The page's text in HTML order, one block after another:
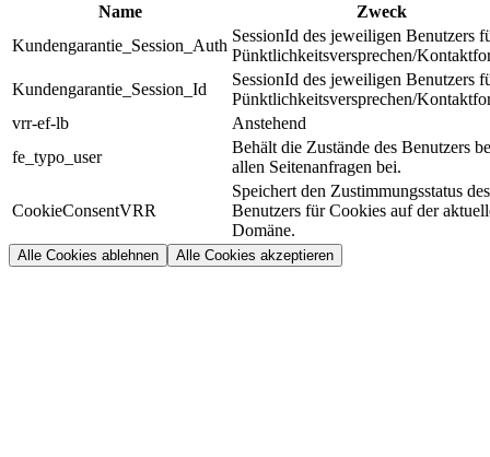
Name
Zweck
Kundengarantie_Session_Auth
SessionId des jeweiligen Benutzers
Pünktlichkeitsversprechen/
Kundengarantie_Session_Id
SessionId des jeweiligen Benutzers
Pünktlichkeitsversprechen/
vrr-ef-lb
Anstehend
fe_typo_user
Behält die Zustände des Benutzers
allen Seitenanfragen bei.
CookieConsentVRR
Speichert den Zustimmungsstatus des
Benutzers für Cookies auf der
Domäne.
Alle Cookies ablehnen Alle Cookies akzeptieren